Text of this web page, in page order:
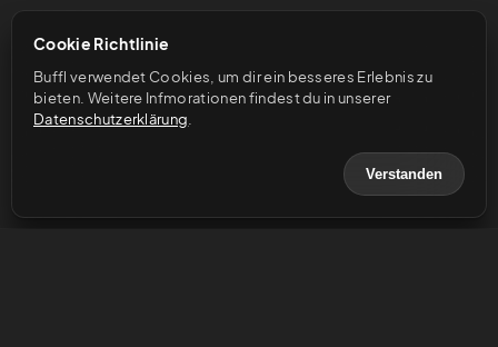
Cookie Richtlinie
Buffl verwendet Cookies, um dir ein besseres Erlebnis zu
bieten. Weitere Infmorationen findest du in unserer
Datenschutzerklärung
Verstanden